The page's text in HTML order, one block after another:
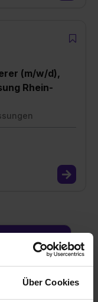
Über Cookies
(m/w/d),
Rhein-